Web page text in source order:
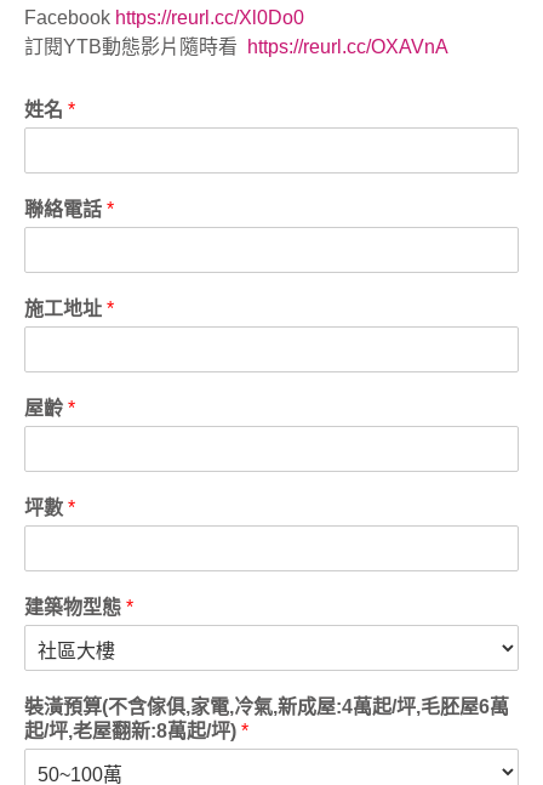
Facebook https://reurl.cc/Xl0Do0
訂閱YTB動態影片隨時看
https://reurl.cc/OXAVnA
姓名 *
聯絡電話 *
施工地址 *
屋齡 *
坪數 *
建築物型態 *
裝潢預算(不含傢俱,家電,冷氣,新成屋:4萬起/坪,毛胚屋6萬
起/坪,老屋翻新:8萬起/坪) *